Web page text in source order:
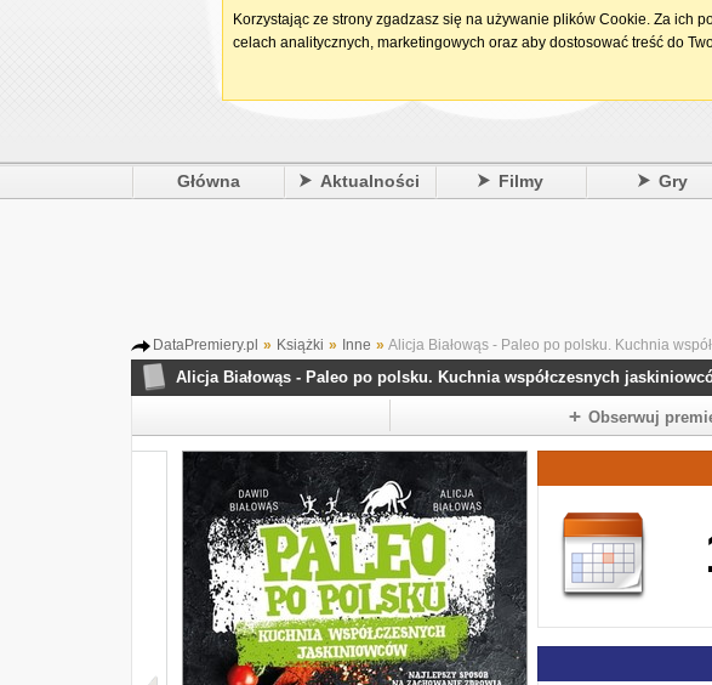
Główna Aktualności Filmy Gry
DataPremiery.pl » Książki » Inne » Alicja Białowąs - Paleo po polsku. Kuchnia
Alicja Białowąs - Paleo po polsku. Kuchnia współczesnych
Obserwuj
Korzystając ze strony zgadzasz się na używanie plików Cookie. Za ich
celach analitycznych, marketingowych oraz aby dostosować treść do